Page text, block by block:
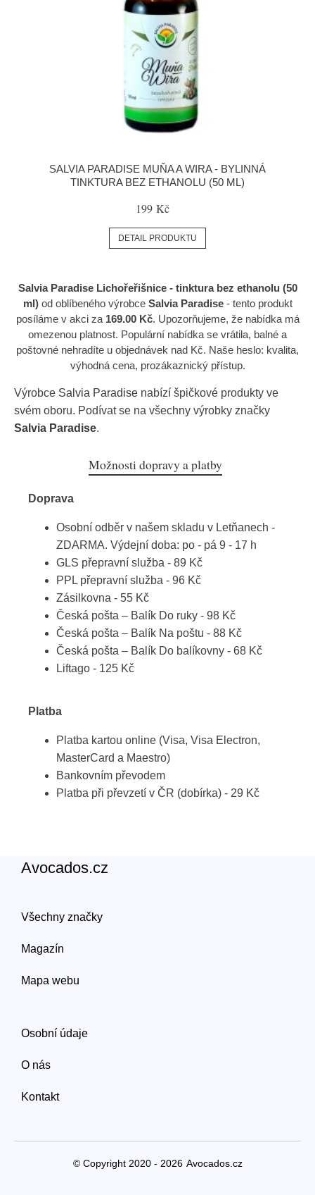
SALVIA PARADISE MUŇA A WIRA - BYLINNÁ
TINKTURA BEZ ETHANOLU (50 ML)
199 Kč
DETAIL PRODUKTU
Salvia Paradise Lichořeřišnice - tinktura bez ethanolu (50
ml)od oblíbeného výrobce Salvia Paradise- tento produkt
posíláme v akci za 169.00 Kč. Upozorňujeme, že nabídka má
omezenou platnost. Populární nabídka se vrátila, balné a
poštovné nehradíte u objednávek nad Kč. Naše heslo: kvalita,
výhodná cena, prozákaznický přístup.
Výrobce Salvia Paradise nabízí špičkové produkty ve
svém oboru. Podívat se na všechny výrobky značky
Salvia Paradise.
Možnosti dopravy a platby
Doprava
Osobní odběr v našem skladu v Letňanech -
ZDARMA. Výdejní doba: po - pá 9 - 17 h
GLS přepravní služba - 89 Kč
PPL přepravní služba - 96 Kč
Zásilkovna - 55 Kč
Česká pošta – Balík Do ruky - 98 Kč
Česká pošta – Balík Na poštu - 88 Kč
Česká pošta – Balík Do balíkovny - 68 Kč
Liftago - 125 Kč
Platba
Platba kartou online (Visa, Visa Electron,
MasterCard a Maestro)
Bankovním převodem
Platba při převzetí v ČR (dobírka) - 29 Kč
Avocados.cz
Všechny značky
Magazín
Mapa webu
Osobní údaje
O nás
Kontakt
© Copyright 2020 - 2026 Avocados.cz